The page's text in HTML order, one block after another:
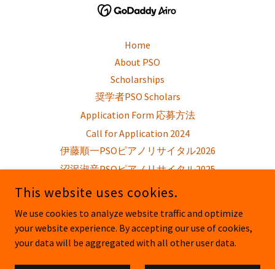
Home
About PSO
Scholarships
奨学者PSO Scholars
Application Form 応募方法
Call for Application 2024
伊藤順一PSOピアノリサイタル2026
沼沢淑音PSOピアノリサイタル2025
Movies
リサイタル Recitals
Finals
This website uses cookies.
We use cookies to analyze website traffic and optimize
your website experience. By accepting our use of cookies,
your data will be aggregated with all other user data.